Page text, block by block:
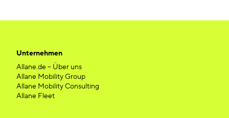
Unternehmen
Allane.de – Über uns
Allane Mobility Group
Allane Mobility Consulting
Allane Fleet